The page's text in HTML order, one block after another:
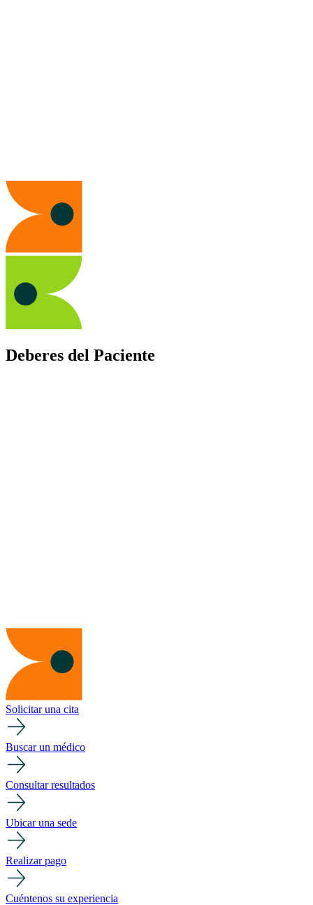
Deberes del Paciente
Solicitar una cita
Buscar un médico
Consultar resultados
Ubicar una sede
Realizar pago
Cuéntenos su experiencia